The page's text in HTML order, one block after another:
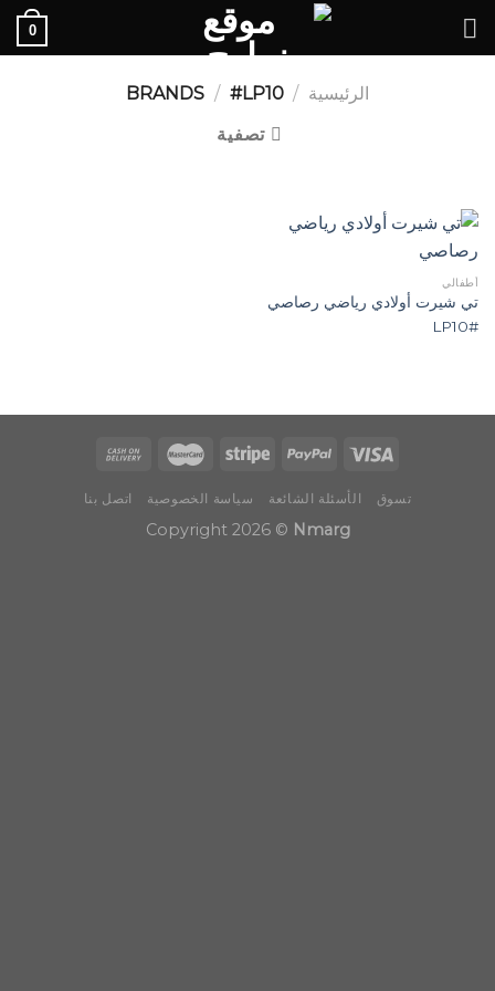
0
الرئيسية /
BRANDS
/ #LP10
تصفية
أطفالي
تي شيرت أولادي رياضي رصاصي
#LP10
تسوق الأسئلة الشائعة سياسة الخصوصية اتصل بنا
Copyright 2026 © Nmarg